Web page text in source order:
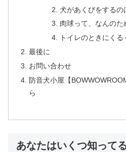
犬があくびをするの
肉球って、なんのた
トイレのときにくる
最後に
お問い合わせ
防音犬小屋【
ら
あなたはいくつ知って